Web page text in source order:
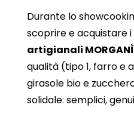
Durante lo
scoprire e acquistare i
artigianali MORGANÌ
qualità (tipo 1, farro e
girasole bio e
solidale: semplici,